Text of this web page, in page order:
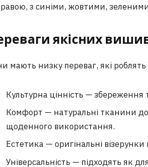
з синіми, жовтими,
якісних
мають низку переваг, які
Культурна цінність —
Комфорт — натуральні тканини
щоденного використання.
Естетика — оригінальні
Універсальність — підходять як